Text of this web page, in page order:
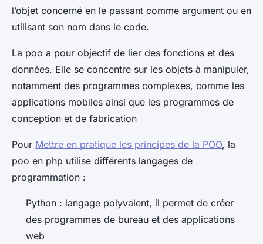
l’objet concerné en le passant comme argument ou en
utilisant son nom dans le code.
La poo a pour objectif de lier des fonctions et des
données. Elle se concentre sur les objets à manipuler,
notamment des programmes complexes, comme les
applications mobiles ainsi que les programmes de
conception et de fabrication
Pour Mettre en pratique les principes de la POO, la
poo en php utilise différents langages de
programmation :
Python : langage polyvalent, il permet de créer
des programmes de bureau et des applications
web